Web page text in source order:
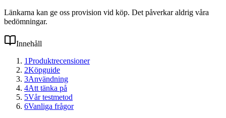
Länkarna kan ge oss provision vid köp. Det påverkar aldrig våra
bedömningar.
Innehåll
1Produktrecensioner
2Köpguide
3Användning
4Att tänka på
5Vår testmetod
6Vanliga frågor